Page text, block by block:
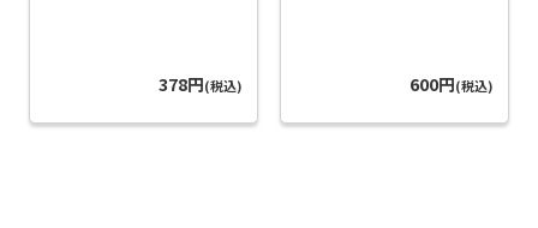
378円(税込) 600円(税込)